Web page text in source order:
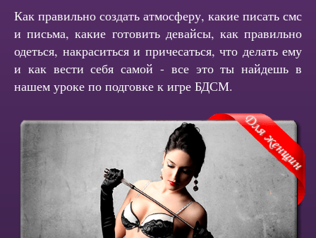
Как правильно создать атмосферу, какие писать смс
и письма, какие готовить девайсы, как правильно
одеться, накраситься и причесаться, что делать ему
и как вести себя самой - все это ты найдешь в
нашем уроке по подговке к игре БДСМ.